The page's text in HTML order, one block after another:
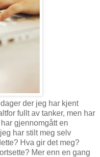
der jeg har kjent
fullt av tanker, men har
gjennomgått en
har stilt meg selv
Hva gir det meg?
Mer enn en gang